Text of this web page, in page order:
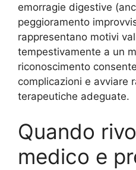
emorragie digestive
peggioramento
rappresentano motivi
tempestivamente a un
riconoscimento
complicazioni e avviare
terapeutiche adeguate.
Quando
medico e